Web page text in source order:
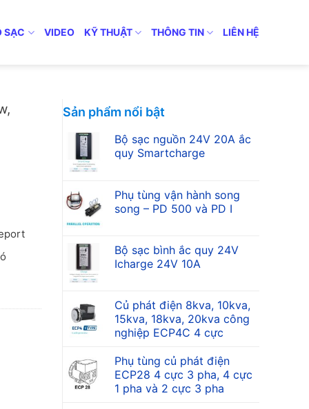
SẠC VIDEO KỸ THUẬT THÔNG TIN LIÊN HỆ
Sản phẩm nổi bật
Bộ sạc nguồn 24V 20A ắc
quy Smartcharge
Phụ tùng vận hành song
song – PD 500 và PD I
Bộ sạc bình ắc quy 24V
Icharge 24V 10A
Củ phát điện 8kva, 10kva,
15kva, 18kva, 20kva công
nghiệp ECP4C 4 cực
Phụ tùng củ phát điện
ECP28 4 cực 3 pha, 4 cực
1 pha và 2 cực 3 pha